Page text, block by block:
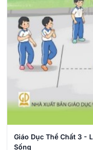
Giáo Dục Thể Chất 3 -
Sống